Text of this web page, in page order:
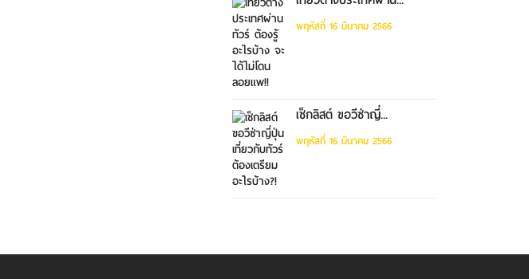
พฤหัสที่ 16 มีนาคม 2566
เช็กลิสต์ ขอวีซ่าญี่...
พฤหัสที่ 16 มีนาคม 2566